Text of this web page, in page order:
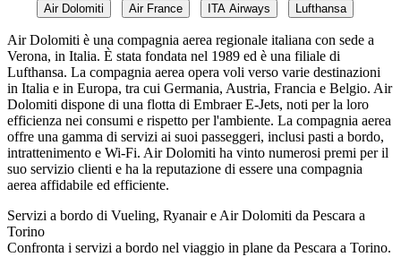
Air Dolomiti Air France ITA Airways Lufthansa
Air Dolomiti è una compagnia aerea regionale italiana con sede a
Verona, in Italia. È stata fondata nel 1989 ed è una filiale di
Lufthansa. La compagnia aerea opera voli verso varie destinazioni
in Italia e in Europa, tra cui Germania, Austria, Francia e Belgio. Air
Dolomiti dispone di una flotta di Embraer E-Jets, noti per la loro
efficienza nei consumi e rispetto per l'ambiente. La compagnia aerea
offre una gamma di servizi ai suoi passeggeri, inclusi pasti a bordo,
intrattenimento e Wi-Fi. Air Dolomiti ha vinto numerosi premi per il
suo servizio clienti e ha la reputazione di essere una compagnia
aerea affidabile ed efficiente.
Servizi a bordo di Vueling, Ryanair e Air Dolomiti da Pescara a
Torino
Confronta i servizi a bordo nel viaggio in plane da Pescara a Torino.